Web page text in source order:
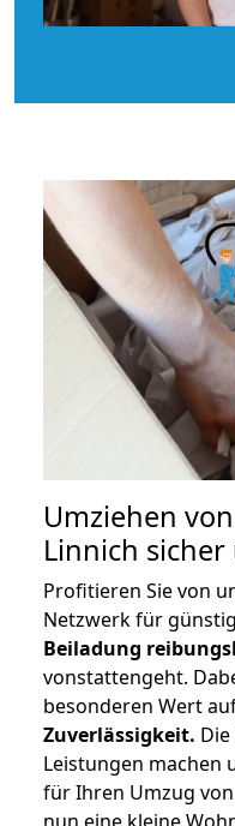
Umziehen von
Linnich sicher
Profitieren Sie von
Netzwerk für
Beiladung
vonstattengeht.
besonderen Wert
Zuverlässigkeit.
Leistungen machen
für Ihren Umzug